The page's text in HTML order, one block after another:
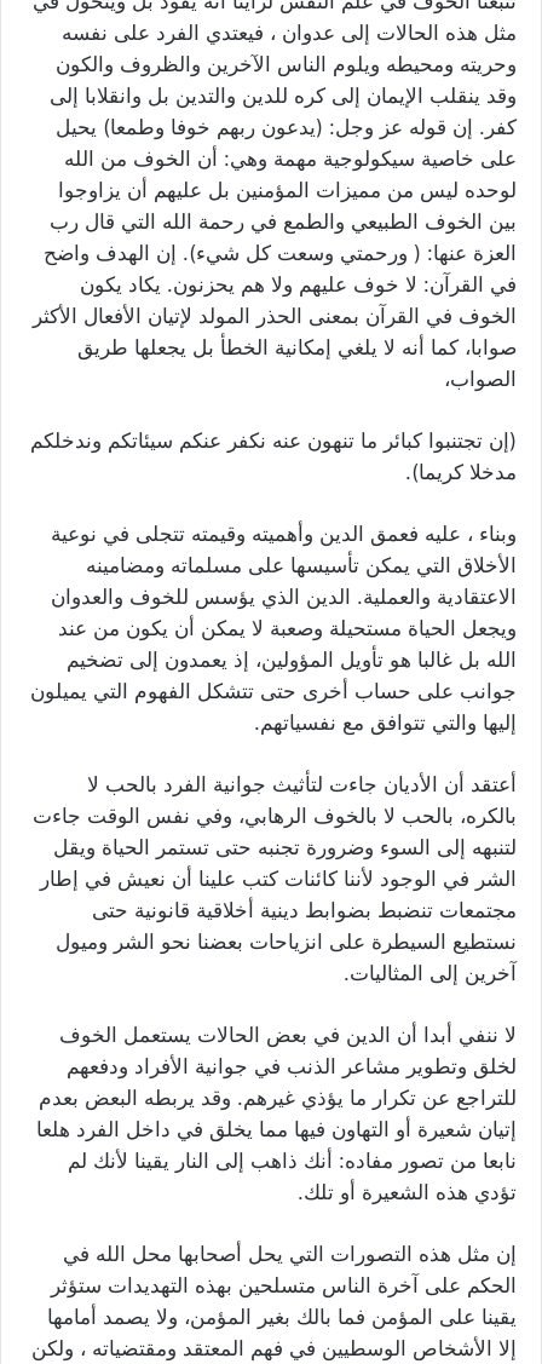
مثل هذه الحالات إلى عدوان ، فيعتدي الفرد على نفسه
وحريته ومحيطه ويلوم الناس الآخرين والظروف والكون
وقد ينقلب الإيمان إلى كره للدين والتدين بل وانقلابا إلى
كفر. إن قوله عز وجل: (يدعون ربهم خوفا وطمعا) يحيل
على خاصية سيكولوجية مهمة وهي: أن الخوف من الله
لوحده ليس من مميزات المؤمنين بل عليهم أن يزاوجوا
بين الخوف الطبيعي والطمع في رحمة الله التي قال رب
العزة عنها: ( ورحمتي وسعت كل شيء). إن الهدف واضح
في القرآن: لا خوف عليهم ولا هم يحزنون. يكاد يكون
الخوف في القرآن بمعنى الحذر المولد لإتيان الأفعال الأكثر
صوابا، كما أنه لا يلغي إمكانية الخطأ بل يجعلها طريق
الصواب،
(إن تجتنبوا كبائر ما تنهون عنه نكفر عنكم سيئاتكم وندخلكم
مدخلا كريما).
وبناء ، عليه فعمق الدين وأهميته وقيمته تتجلى في نوعية
الأخلاق التي يمكن تأسيسها على مسلماته ومضامينه
الاعتقادية والعملية. الدين الذي يؤسس للخوف والعدوان
ويجعل الحياة مستحيلة وصعبة لا يمكن أن يكون من عند
الله بل غالبا هو تأويل المؤولين، إذ يعمدون إلى تضخيم
جوانب على حساب أخرى حتى تتشكل الفهوم التي يميلون
إليها والتي تتوافق مع نفسياتهم.
أعتقد أن الأديان جاءت لتأثيث جوانية الفرد بالحب لا
بالكره، بالحب لا بالخوف الرهابي، وفي نفس الوقت جاءت
لتنبهه إلى السوء وضرورة تجنبه حتى تستمر الحياة ويقل
الشر في الوجود لأننا كائنات كتب علينا أن نعيش في إطار
مجتمعات تنضبط بضوابط دينية أخلاقية قانونية حتى
نستطيع السيطرة على انزياحات بعضنا نحو الشر وميول
آخرين إلى المثاليات.
لا ننفي أبدا أن الدين في بعض الحالات يستعمل الخوف
لخلق وتطوير مشاعر الذنب في جوانية الأفراد ودفعهم
للتراجع عن تكرار ما يؤذي غيرهم. وقد يربطه البعض بعدم
إتيان شعيرة أو التهاون فيها مما يخلق في داخل الفرد هلعا
نابعا من تصور مفاده: أنك ذاهب إلى النار يقينا لأنك لم
تؤدي هذه الشعيرة أو تلك.
إن مثل هذه التصورات التي يحل أصحابها محل الله في
الحكم على آخرة الناس متسلحين بهذه التهديدات ستؤثر
يقينا على المؤمن فما بالك بغير المؤمن، ولا يصمد أمامها
إلا الأشخاص الوسطيين في فهم المعتقد ومقتضياته ، ولكن